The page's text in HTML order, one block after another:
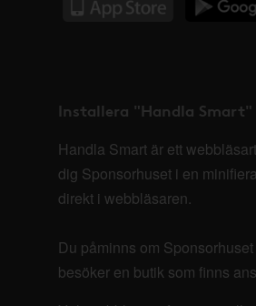
Installera "Handla Smart"
Handla Smart är ett
dig Sponsorhuset i en
direkt i webbläsaren.
Du påminns om
besöker en butik som finns